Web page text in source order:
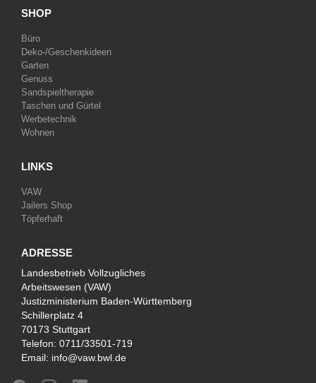
SHOP
Büro
Deko-/Geschenkideen
Garten
Genuss
Sandspieltherapie
Taschen und Gürtel
Werbetechnik
Wohnen
LINKS
VAW
Jailers Shop
Töpferhaft
ADRESSE
Landesbetrieb Vollzugliches
Arbeitswesen (VAW)
Justizministerium Baden-Württemberg
Schillerplatz 4
70173 Stuttgart
Telefon: 0711/33501-719
Email: info@vaw.bwl.de